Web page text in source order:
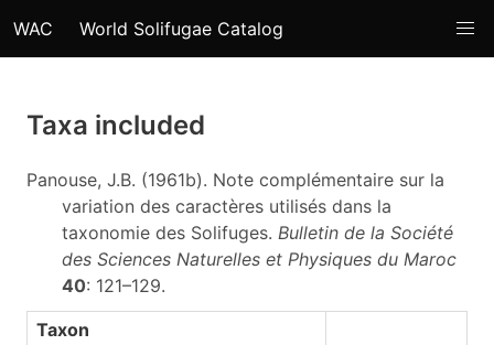
WAC World Solifugae Catalog
Taxa included
Panouse, J.B. (1961b). Note complémentaire sur la
variation des caractères utilisés dans la
taxonomie des Solifuges. Bulletin de la Société
des Sciences Naturelles et Physiques du Maroc
40: 121–129.
Taxon